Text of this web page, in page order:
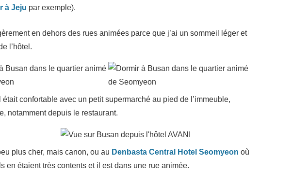
à Jeju par exemple).
en dehors des rues animées parce que j’ai un sommeil léger et
l’hôtel.
confortable avec un petit supermarché au pied de l’immeuble,
notamment depuis le restaurant.
plus cher, mais canon, ou au Denbasta Central Hotel Seomyeon où
en étaient très contents et il est dans une rue animée.